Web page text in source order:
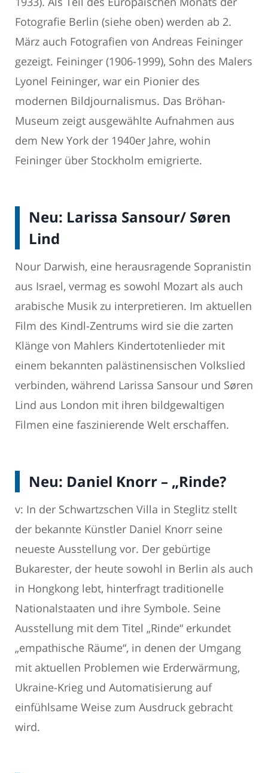
Fotografie Berlin (siehe oben) werden ab 2.
März auch Fotografien von Andreas Feininger
gezeigt. Feininger (1906-1999), Sohn des Malers
Lyonel Feininger, war ein Pionier des
modernen Bildjournalismus. Das Bröhan-
Museum zeigt ausgewählte Aufnahmen aus
dem New York der 1940er Jahre, wohin
Feininger über Stockholm emigrierte.
Neu: Larissa Sansour/ Søren
Lind
Nour Darwish, eine herausragende Sopranistin
aus Israel, vermag es sowohl Mozart als auch
arabische Musik zu interpretieren. Im aktuellen
Film des Kindl-Zentrums wird sie die zarten
Klänge von Mahlers Kindertotenlieder mit
einem bekannten palästinensischen Volkslied
verbinden, während Larissa Sansour und Søren
Lind aus London mit ihren bildgewaltigen
Filmen eine faszinierende Welt erschaffen.
Neu: Daniel Knorr – „Rinde?
v: In der Schwartzschen Villa in Steglitz stellt
der bekannte Künstler Daniel Knorr seine
neueste Ausstellung vor. Der gebürtige
Bukarester, der heute sowohl in Berlin als auch
in Hongkong lebt, hinterfragt traditionelle
Nationalstaaten und ihre Symbole. Seine
Ausstellung mit dem Titel „Rinde“ erkundet
„empathische Räume“, in denen der Umgang
mit aktuellen Problemen wie Erderwärmung,
Ukraine-Krieg und Automatisierung auf
einfühlsame Weise zum Ausdruck gebracht
wird.